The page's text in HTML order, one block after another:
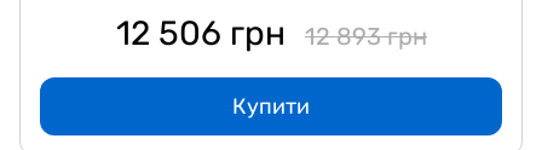
12 506 грн 12 893 грн
Купити